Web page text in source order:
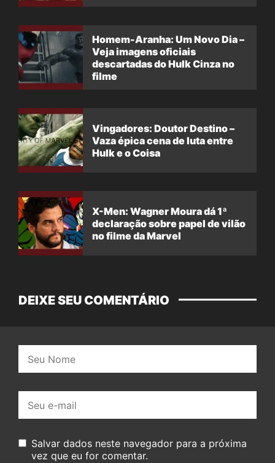
Homem-Aranha: Um Novo Dia –
Veja imagens oficiais
descartadas do Hulk Cinza no
filme
Vingadores: Doutor Destino –
Vaza épica cena de luta entre
Hulk e o Coisa
X-Men: Wagner Moura dá 1ª
declaração sobre papel de vilão
no filme da Marvel
DEIXE SEU COMENTÁRIO
mail:
Salvar dados neste navegador para a próxima
vez que eu for comentar.